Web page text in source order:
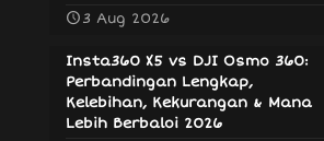
3 Aug 2026
Insta360 X5 vs DJI Osmo 360:
Perbandingan Lengkap,
Kelebihan, Kekurangan & Mana
Lebih Berbaloi 2026